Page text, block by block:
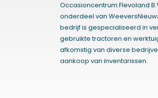
Occasioncentrum Flevoland
onderdeel van
bedrijf is gespecialiseerd in
gebruikte tractoren en
afkomstig van diverse
aankoop van inventarissen.